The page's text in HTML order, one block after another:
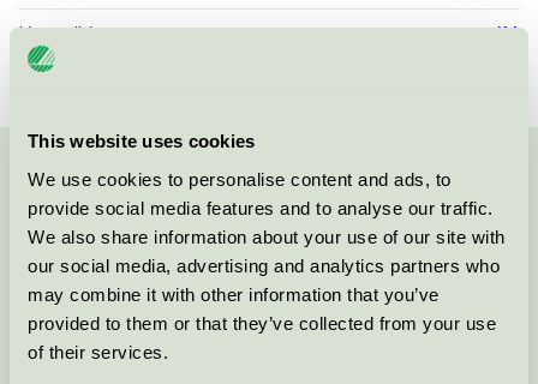
This website uses cookies
We use cookies to personalise content and ads, to
provide social media features and to analyse our traffic.
We also share information about your use of our site with
our social media, advertising and analytics partners who
may combine it with other information that you’ve
provided to them or that they’ve collected from your use
of their services.
Varumärke
JM
Kontakta oss på 08-55 55 24 00eller via formuläret:
Fortsätt